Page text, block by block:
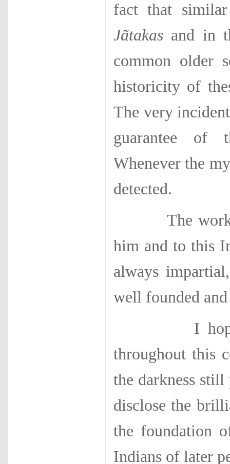
fact that
Jãtakas and in
common older
historicity of
The very
guarantee of
Whenever the
detected.
The work of
him and to this
always
well founded
I hope that
throughout this
the darkness
disclose the
the foundation
Indians of later